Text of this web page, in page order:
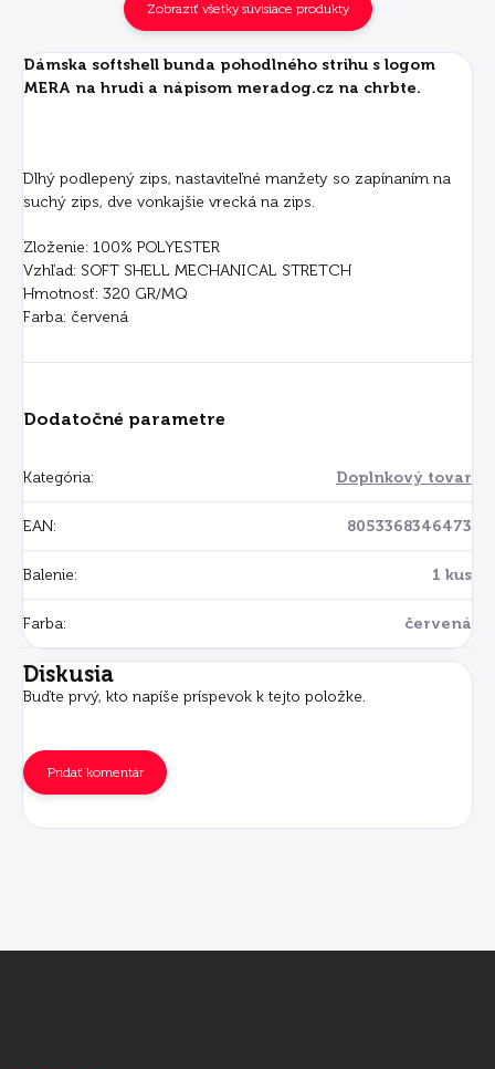
Zobraziť všetky súvisiace produkty
Dámska softshell bunda pohodlného strihu s logom
MERA na hrudi a nápisom meradog.cz na chrbte.
Dlhý podlepený zips, nastaviteľné manžety so zapínaním na
suchý zips, dve vonkajšie vrecká na zips.
Zloženie: 100% POLYESTER
Vzhľad: SOFT SHELL MECHANICAL STRETCH
Hmotnosť: 320 GR/MQ
Farba: červená
Dodatočné parametre
Kategória: Doplnkový tovar
EAN: 8053368346473
Balenie: 1 kus
Farba: červená
Diskusia
Buďte prvý, kto napíše príspevok k tejto položke.
Pridať komentár